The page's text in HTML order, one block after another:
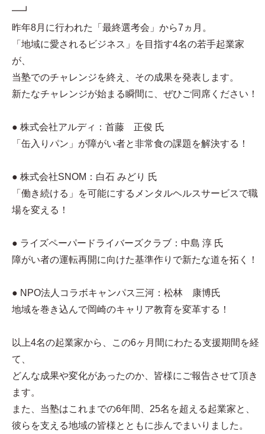
━┛
昨年8月に行われた「最終選考会」から7ヵ月。
「地域に愛されるビジネス」を目指す4名の若手起業家
が、
当塾でのチャレンジを終え、その成果を発表します。
新たなチャレンジが始まる瞬間に、ぜひご同席ください！
● 株式会社アルディ：首藤 正俊 氏
「缶入りパン」が障がい者と非常食の課題を解決する！
● 株式会社SNOM：白石 みどり 氏
「働き続ける」を可能にするメンタルヘルスサービスで職
場を変える！
● ライズペーパードライバーズクラブ：中島 淳 氏
障がい者の運転再開に向けた基準作りで新たな道を拓く！
● NPO法人コラボキャンパス三河：松林 康博氏
地域を巻き込んで岡崎のキャリア教育を変革する！
以上4名の起業家から、この6ヶ月間にわたる支援期間を経
て、
どんな成果や変化があったのか、皆様にご報告させて頂き
ます。
また、当塾はこれまでの6年間、25名を超える起業家と、
彼らを支える地域の皆様とともに歩んでまいりました。